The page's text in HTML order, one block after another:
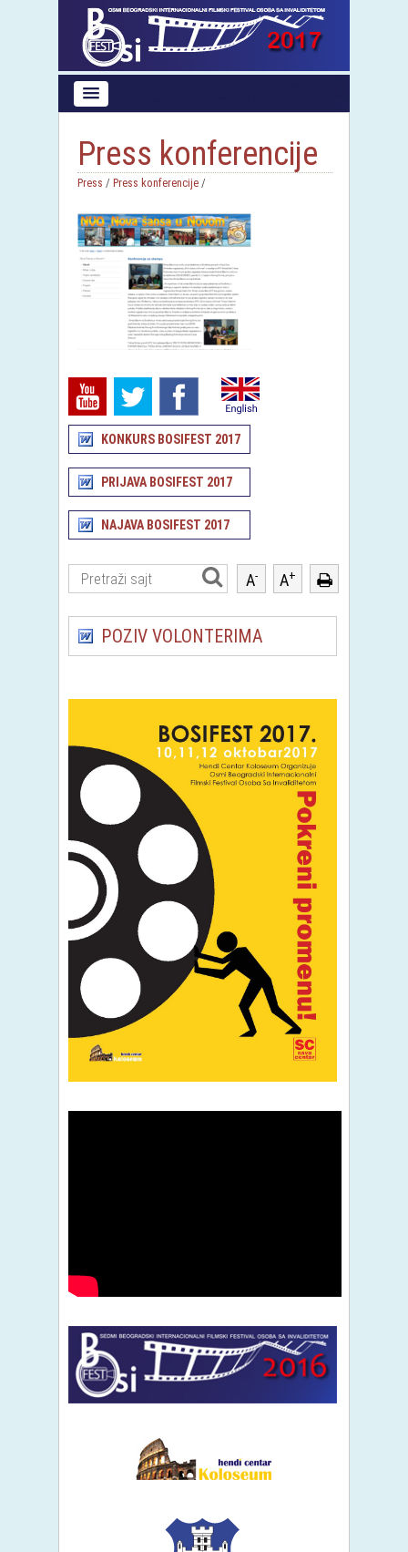
Press konferencije
Press / Press konferencije /
KONKURS BOSIFEST 2017
PRIJAVA BOSIFEST 2017
NAJAVA BOSIFEST 2017
A- A+
POZIV VOLONTERIMA